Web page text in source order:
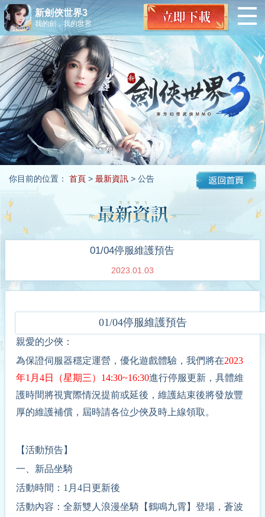
新劍俠世界3
我的劍，我的世界
你目前的位置： 首頁> 最新資訊> 公告
01/04停服維護預告
2023.01.03
01/04停服維護預告
親愛的少俠：
為保證伺服器穩定運營，優化遊戲體驗，我們將在2023
年1 月 4日（星期三） 14:30~16:30進行停服更新，具體維
護時間將視實際情況提前或延後，維護結束後將發放豐
厚的維護補償，屆時請各位少俠及時上線領取。
【活動預告】
一、新品坐騎
活動時間：1月4日更新後
活動內容：全新雙人浪漫坐騎【鶴鳴九霄】登場，蒼波